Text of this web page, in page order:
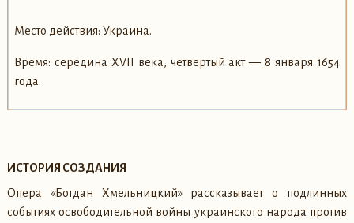
Место действия: Украина.
Время: середина XVII века, четвертый акт — 8 января 1654
года.
ИСТОРИЯ СОЗДАНИЯ
Опера «Богдан Хмельницкий» рассказывает о подлинных
событиях освободительной войны украинского народа против